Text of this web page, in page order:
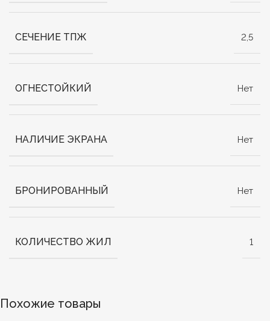
СЕЧЕНИЕ ТПЖ 2,5
ОГНЕСТОЙКИЙ Нет
НАЛИЧИЕ ЭКРАНА Нет
БРОНИРОВАННЫЙ Нет
КОЛИЧЕСТВО ЖИЛ 1
Похожие товары